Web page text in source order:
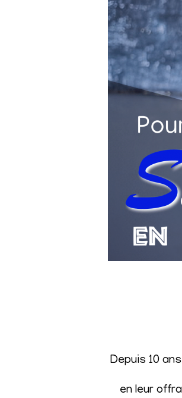
Depuis 10
en leur